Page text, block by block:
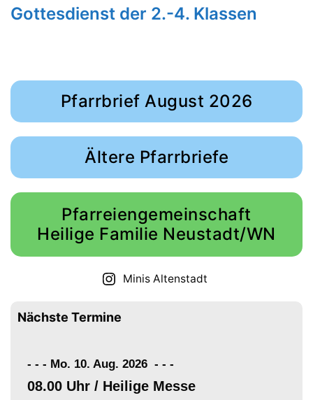
Gottesdienst der 2.-4. Klassen
Pfarrbrief August 2026
Ältere Pfarrbriefe
Pfarreiengemeinschaft
Heilige Familie Neustadt/WN
Minis Altenstadt
Nächste Termine
- - - Mo. 10. Aug. 2026 - - -
08.00 Uhr / Heilige Messe